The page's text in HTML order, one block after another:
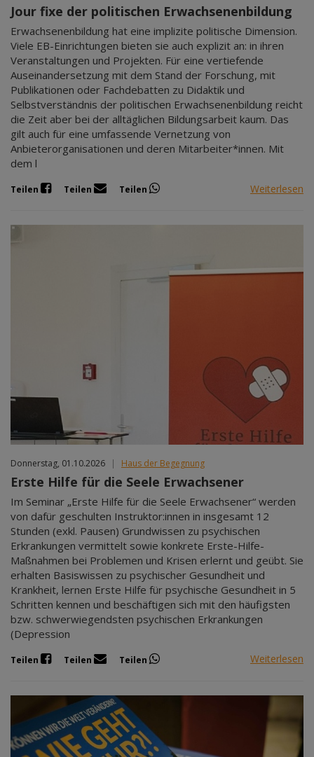
Jour fixe der politischen Erwachsenenbildung
Erwachsenenbildung hat eine implizite politische Dimension.
Viele EB-Einrichtungen bieten sie auch explizit an: in ihren
Veranstaltungen und Projekten. Für eine vertiefende
Auseinandersetzung mit dem Stand der Forschung, mit
Publikationen oder Fachdebatten zu Didaktik und
Selbstverständnis der politischen Erwachsenenbildung reicht
die Zeit aber bei der alltäglichen Bildungsarbeit kaum. Das
gilt auch für eine umfassende Vernetzung von
Anbieterorganisationen und deren Mitarbeiter*innen. Mit
dem l
Teilen Teilen Teilen Weiterlesen
Donnerstag, 01.10.2026 | Haus der Begegnung
Erste Hilfe für die Seele Erwachsener
Im Seminar „Erste Hilfe für die Seele Erwachsener“ werden
von dafür geschulten Instruktor:innen in insgesamt 12
Stunden (exkl. Pausen) Grundwissen zu psychischen
Erkrankungen vermittelt sowie konkrete Erste-Hilfe-
Maßnahmen bei Problemen und Krisen erlernt und geübt. Sie
erhalten Basiswissen zu psychischer Gesundheit und
Krankheit, lernen Erste Hilfe für psychische Gesundheit in 5
Schritten kennen und beschäftigen sich mit den häufigsten
bzw. schwerwiegendsten psychischen Erkrankungen
(Depression
Teilen Teilen Teilen Weiterlesen